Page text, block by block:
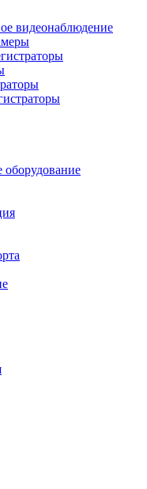
видеонаблюдение
оборудование